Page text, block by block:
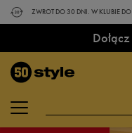
ZWROT DO 30 DNI. W KLUBIE